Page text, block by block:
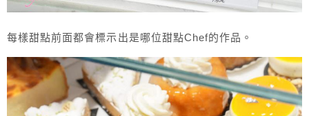
每樣甜點前面都會標示出是哪位甜點Chef的作品。